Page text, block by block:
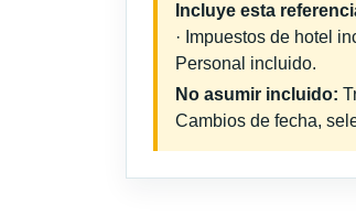
Incluye esta
· Impuestos de hotel
Personal incluido.
No asumir incluido:
Cambios de fecha,